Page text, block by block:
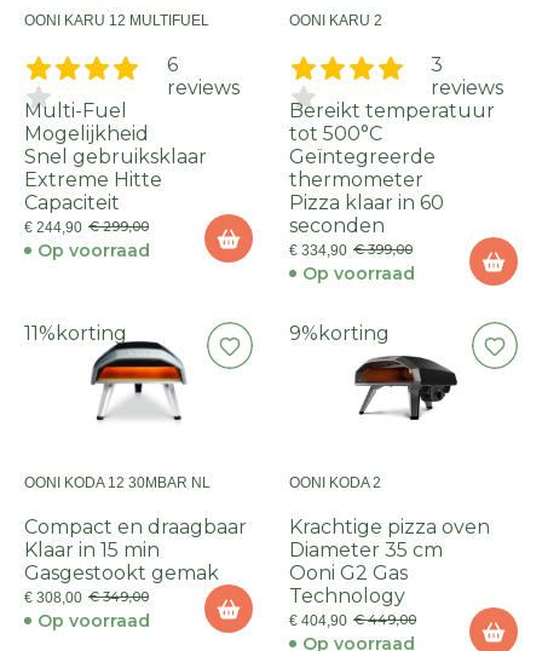
OONI KARU 12 MULTIFUEL
6
reviews
Multi-Fuel
Mogelijkheid
Snel gebruiksklaar
Extreme Hitte
Capaciteit
€ 244,90 € 299,00
Op voorraad
OONI KARU 2
3
reviews
Bereikt temperatuur
tot 500°C
Geïntegreerde
thermometer
Pizza klaar in 60
seconden
€ 334,90 € 399,00
Op voorraad
11% korting
OONI KODA 12 30MBAR NL
Compact en draagbaar
Klaar in 15 min
Gasgestookt gemak
€ 308,00 € 349,00
Op voorraad
9% korting
OONI KODA 2
Krachtige pizza oven
Diameter 35 cm
Ooni G2 Gas
Technology
€ 404,90 € 449,00
Op voorraad